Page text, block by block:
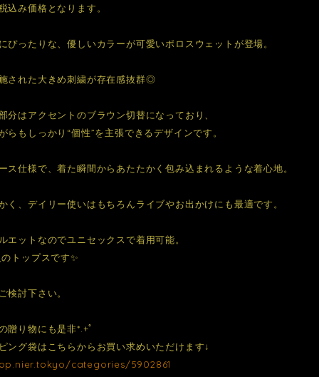
込み価格となります。
ぴったりな、優しいカラーが可愛いポロスウェットが登場。
された大きめ刺繍が存在感抜群◎
分はアクセントのブラウン切替になっており、
らもしっかり“個性”を主張できるデザインです。
ス仕様で、着た瞬間からあたたかく包み込まれるような着心地。
く、デイリー使いはもちろんライブやお出かけにも最適です。
エットなのでユニセックスで着用可能。
トップスです✨
検討下さい。
贈り物にも是非*.+ﾟ
ング袋はこちらからお買い求めいただけます↓
categories/5902861